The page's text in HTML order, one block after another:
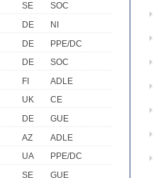
SE
SOC
DE
NI
DE
PPE/DC
DE
SOC
FI
ADLE
UK
CE
DE
GUE
AZ
ADLE
UA
PPE/DC
SE
GUE